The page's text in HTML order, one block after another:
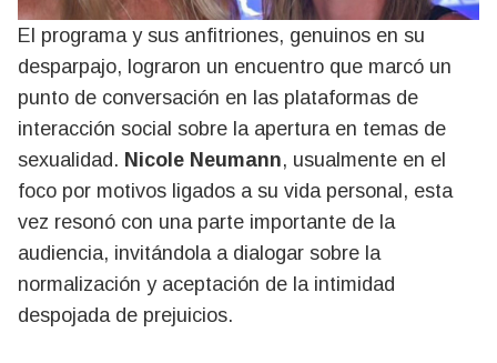
El programa y sus anfitriones, genuinos en su
desparpajo, lograron un encuentro que marcó un
punto de conversación en las plataformas de
interacción social sobre la apertura en temas de
sexualidad. Nicole Neumann, usualmente en el
foco por motivos ligados a su vida personal, esta
vez resonó con una parte importante de la
audiencia, invitándola a dialogar sobre la
normalización y aceptación de la intimidad
despojada de prejuicios.